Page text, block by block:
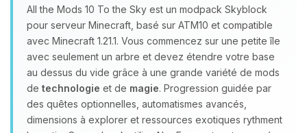
All the Mods 10 To the Sky est un modpack Skyblock
pour serveur Minecraft, basé sur ATM10 et compatible
avec Minecraft 1.21.1. Vous commencez sur une petite île
avec seulement un arbre et devez étendre votre base
au dessus du vide grâce à une grande variété de mods
de technologie et de magie. Progression guidée par
des quêtes optionnelles, automatismes avancés,
dimensions à explorer et ressources exotiques rythment
09/08/2026 à 08:24